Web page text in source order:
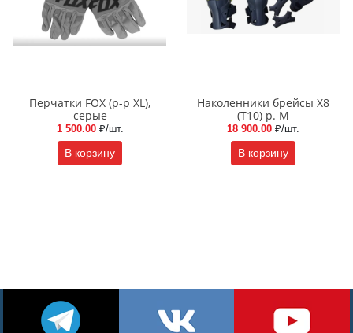
Перчатки FOX (р-р XL),
серые
1 500.00 ₽/шт.
В корзину
Наколенники брейсы X8
(T10) р. М
18 900.00 ₽/шт.
В корзину